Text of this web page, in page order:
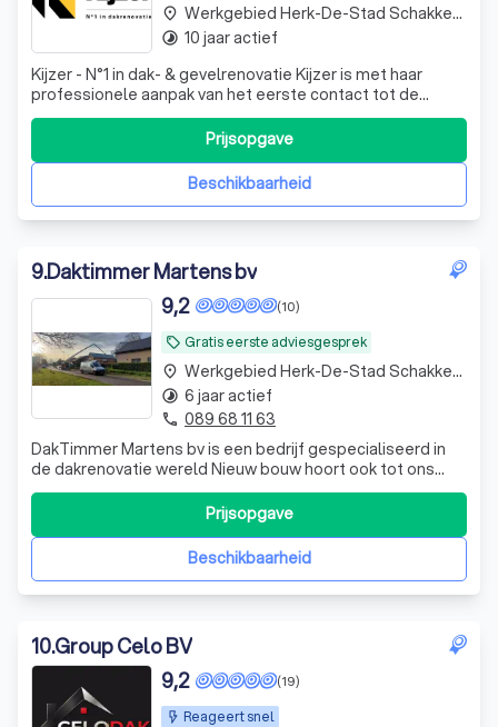
Kijzer - N°1 in dak- & gevelrenovatie Kijzer is met haar
professionele aanpak van het eerste contact tot de
oplevering een vernieuwer binnen de sector. Elke nieuwe
dak of gevelrenovatie wordt altijd met de grootste zorg
afgeleverd. Wij zijn pas tevreden als u, onze klant,
tevreden bent. Wij bestaaBeschikbaarheid
Prijsopgave
place Werkgebied Herk-De-Stad Schakkebroek
timelapse 10 jaar actief
9.Daktimmer Martens bv
local_offer Gratis eerste adviesgesprek
(10)
9,2
DakTimmer Martens bv is een bedrijf gespecialiseerd in
de dakrenovatie wereld Nieuw bouw hoort ook tot ons
takenpakket Voor Kleine herstellingen zinkwerken
gevelbekleding en Isolatiewerken Kan ubook bij ons
terecht
Beschikbaarheid
Prijsopgave
place Werkgebied Herk-De-Stad Schakkebroek
timelapse 6 jaar actief
phone 089 68 11 63
10.Group Celo BV
Reageert snel
(19)
9,2